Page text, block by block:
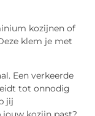
kozijnen of
klem je met
Een verkeerde
tot onnodig
jij